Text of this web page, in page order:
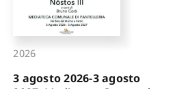
2026
3 agosto 2026-3 agosto